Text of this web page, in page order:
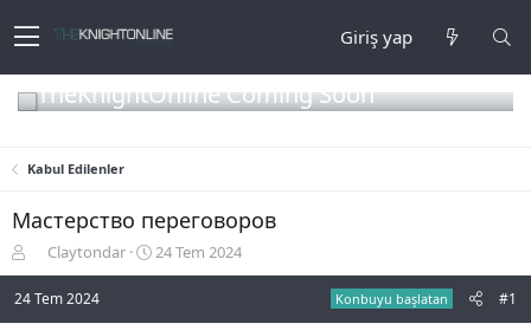
Giriş yap
TheKnightOnline Coming Soon
Kabul Edilenler
Мастерство переговоров
o
n
Claytondar
B
a
24 Tem 2024
24 Tem 2024 Konbuyu başlatan #1